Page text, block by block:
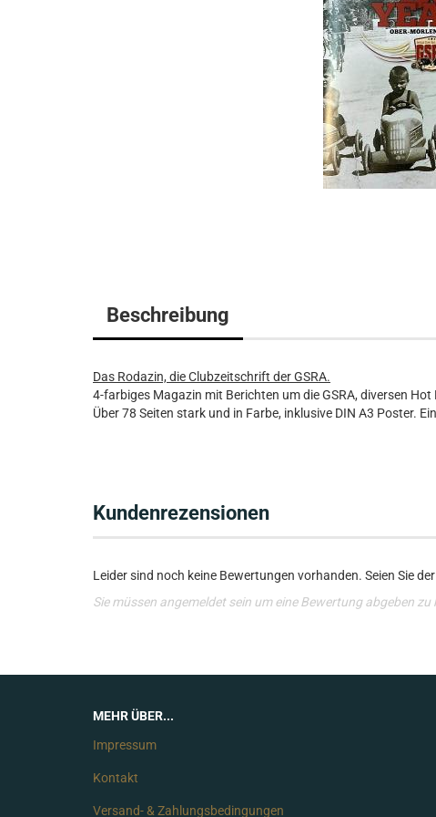
Beschreibung
Das Rodazin, die Clubzeitschrift der GSRA.
4-farbiges Magazin mit Berichten um die GSRA, diversen
Über 78 Seiten stark und in Farbe, inklusive DIN A3 Poster.
Kundenrezensionen
Leider sind noch keine Bewertungen vorhanden. Seien Sie
Sie müssen angemeldet sein um eine Bewertung abgeben zu
MEHR ÜBER...
Impressum
Kontakt
Versand- & Zahlungsbedingungen